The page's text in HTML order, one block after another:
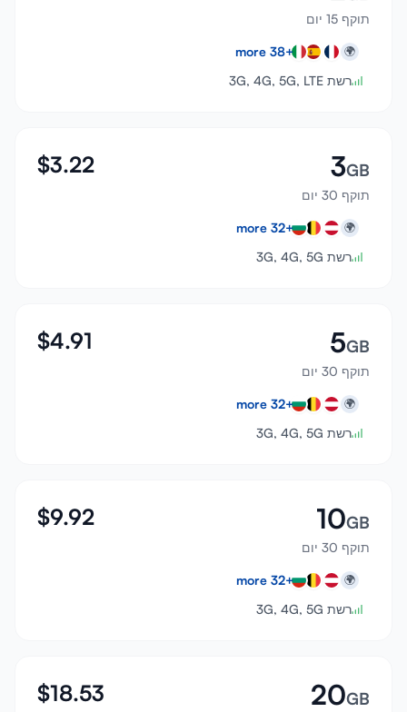
תוקף 15 יום
🌍
+
38
רשת 3G, 4G, 5G, LTE
3GB
תוקף 30 יום
$3.22
🌍
+
32
רשת 3G, 4G, 5G
5GB
תוקף 30 יום
$4.91
🌍
+
32
רשת 3G, 4G, 5G
10GB
תוקף 30 יום
$9.92
🌍
+
32
רשת 3G, 4G, 5G
20GB
$18.53